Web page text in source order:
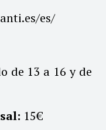
es/
de 13 a 16 y de
15€